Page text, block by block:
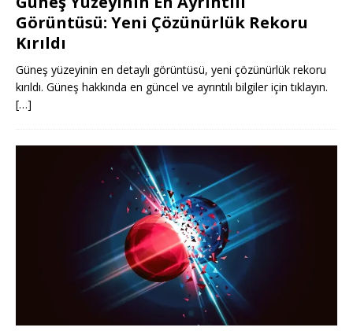
Görüntüsü: Yeni Çözünürlük Rekoru
Kırıldı
Güneş yüzeyinin en detaylı görüntüsü, yeni çözünürlük rekoru
kırıldı. Güneş hakkında en güncel ve ayrıntılı bilgiler için tıklayın.
[…]